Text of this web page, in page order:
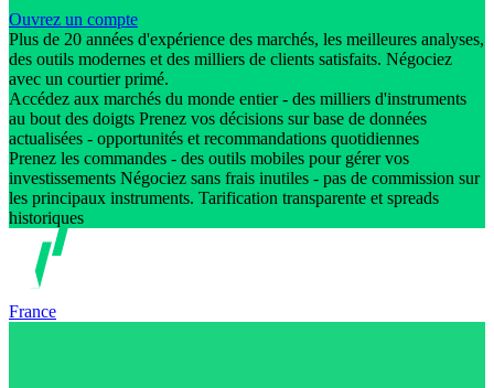
Ouvrez un compte
Plus de 20 années d'expérience des marchés, les meilleures analyses,
des outils modernes et des milliers de clients satisfaits. Négociez
avec un courtier primé.
Accédez aux marchés du monde entier - des milliers d'instruments
au bout des doigts Prenez vos décisions sur base de données
actualisées - opportunités et recommandations quotidiennes
Prenez les commandes - des outils mobiles pour gérer vos
investissements Négociez sans frais inutiles - pas de commission sur
les principaux instruments. Tarification transparente et spreads
historiques
France